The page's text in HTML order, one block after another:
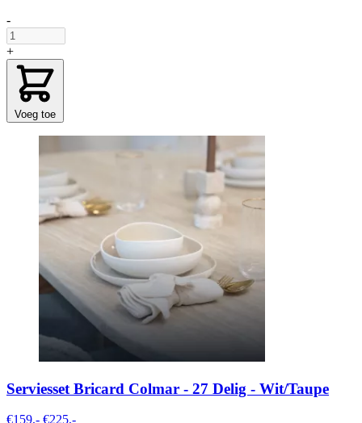
-
+
Voeg toe
Serviesset Bricard Colmar - 27 Delig - Wit/Taupe
€159,- €225,-